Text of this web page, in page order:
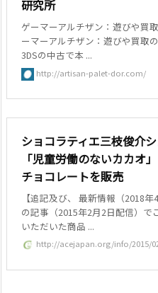
研究所
ゲーマーアルチザン：遊びや買
ーマーアルチザン：遊びや買取
3DSの中古で本 ...
http://artisan-palet-dor.com/
ショコラティエ三枝俊介
「児童労働のないカカオ
チョコレートを販売
【追記及び、 最新情報（2018
の記事（2015年2月2日配信）で
いただいた商品 ...
http://acejapan.org/info/2015/